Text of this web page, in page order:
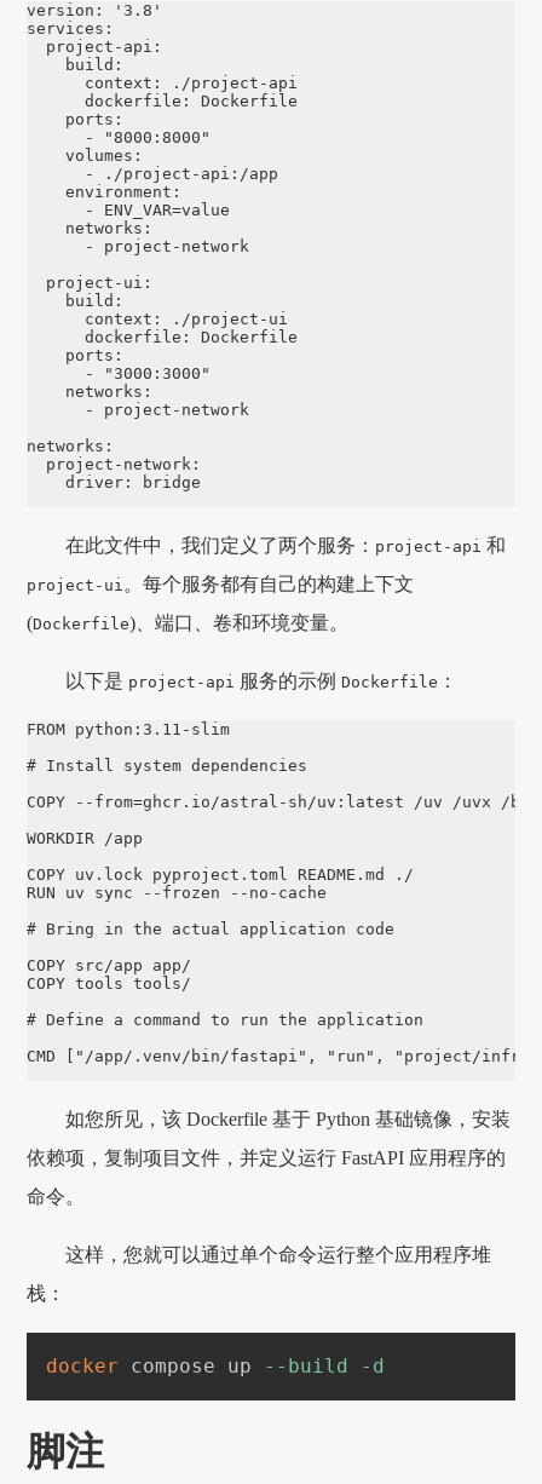
version : ' 3.8'
services :
project-api :
build :
context :
./project-api
dockerfile :
Dockerfile
ports :
-
"8000:8000"
volumes :
-
./project-api:/app
environment :
-
ENV_VAR=value
networks :
-
project-network
project-ui :
build :
context :
./project-ui
dockerfile :
Dockerfile
ports :
-
" 3000:3000"
networks :
-
project-network
networks :
project-network :
driver : bridge
在此文件中，我们定义了两个服务： project-api 和
project-ui 。每个服务都有自己的构建上下文
(Dockerfile)、端口、卷和环境变量。
以下是 project-api 服务的示例Dockerfile ：
FROM python:3.11-slim
# Install system dependencies
COPY --from=ghcr.io/astral-sh/uv:latest /uv /uvx /
WORKDIR /app
COPY uv.lock pyproject.toml README.md ./
RUN uv sync --frozen
--no-cache
# Bring in the actual application code
COPY src/app app/
COPY tools tools/
# Define a command to run the application
CMD ["/app/.venv/bin/fastapi", "run", "project/
如您所见，该 Dockerfile 基于 Python 基础镜像，安装
依赖项，复制项目文件，并定义运行 FastAPI 应用程序的
命令。
这样，您就可以通过单个命令运行整个应用程序堆
栈：
docker compose up --build -d
脚注